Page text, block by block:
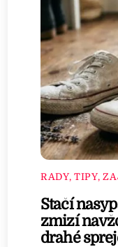
RADY, TIPY,
Stačí
zmizí
drahé